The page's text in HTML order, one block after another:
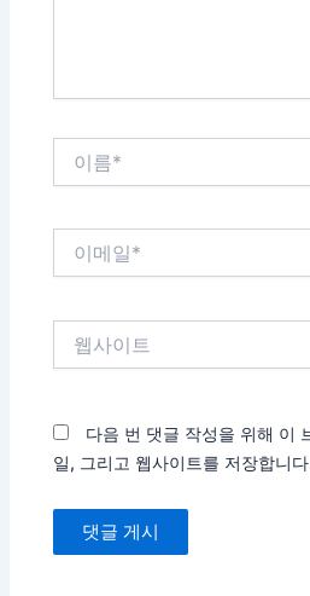
다음 번 댓글 작성을 위해 이
일, 그리고 웹사이트를 저장합니